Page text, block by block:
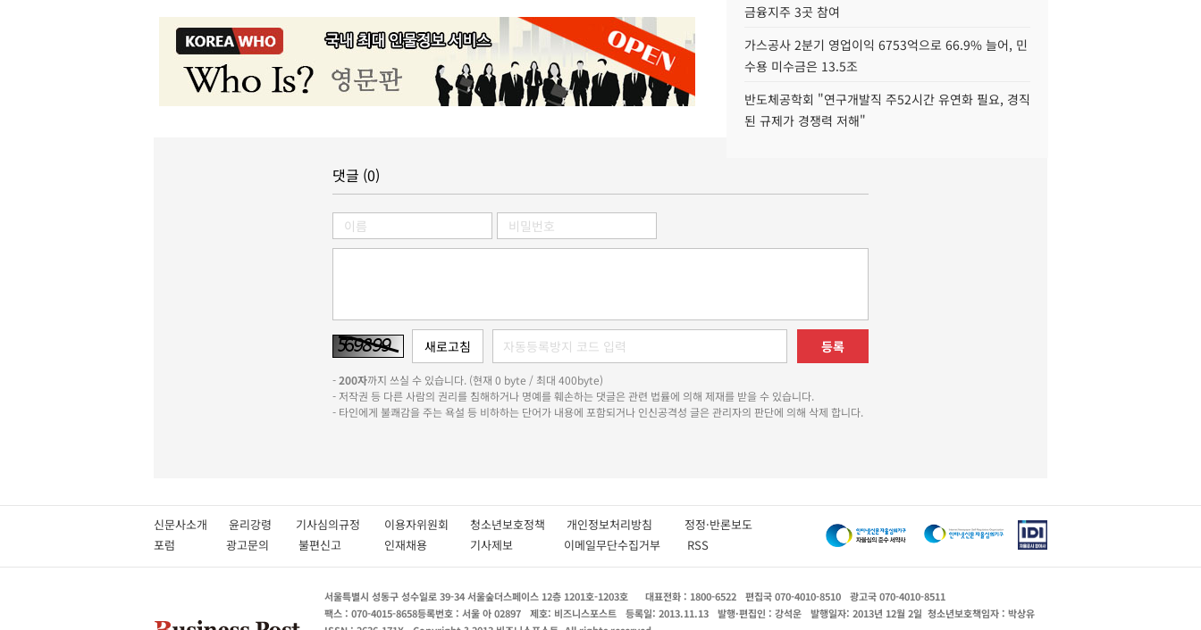
금융지주 3곳 참여
가스공사 2분기 영업이익 6753억으로 66.9% 늘어, 민
수용 미수금은 13.5조
반도체공학회 "연구개발직 주52시간 유연화 필요, 경직
된 규제가 경쟁력 저해"
댓글 (0)
등록
-200자까지 쓰실 수 있습니다. (현재 0 byte / 최대 400byte)
- 저작권 등 다른 사람의 권리를 침해하거나 명예를 훼손하는 댓글은 관련 법률에 의해 제재를 받을 수 있습니다.
- 타인에게 불쾌감을 주는 욕설 등 비하하는 단어가 내용에 포함되거나 인신공격성 글은 관리자의 판단에 의해 삭제 합니다.
신문사소개 윤리강령 기사심의규정 이용자위원회 청소년보호정책 개인정보처리방침 정정·반론보도
포럼
광고문의 불편신고 인재채용 기사제보 이메일무단수집거부 RSS
서울특별시 성동구 성수일로 39-34 서울숲더스페이스 12층 1201호-1203호 대표전화 : 1800-6522 편집국 070-4010-8510
광고국 070-4010-8511
팩스 : 070-4015-8658등록번호 : 서울 아 02897 제호: 비즈니스포스트 등록일: 2013.11.13 발행·편집인 : 강석운 발행일자: 2013년 12월 2일 청소년보호책임자 : 박상유